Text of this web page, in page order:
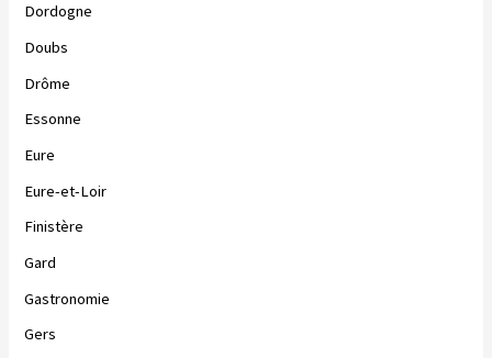
Dordogne
Doubs
Drôme
Essonne
Eure
Eure-et-Loir
Finistère
Gard
Gastronomie
Gers